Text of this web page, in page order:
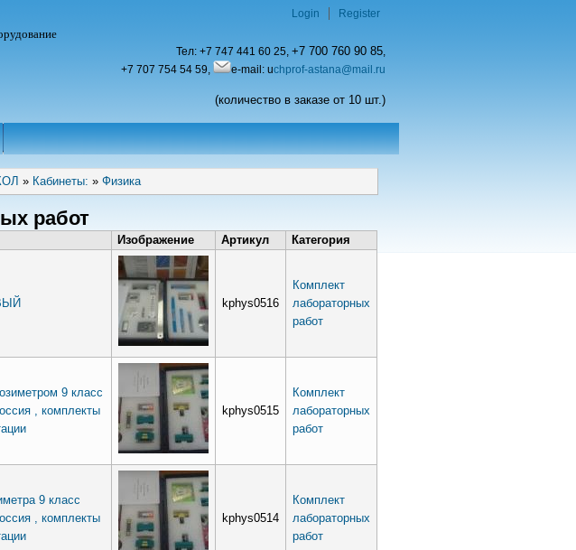
Тел: +7 747 441 60 25, +7 700 760 90 85,
+7 707 754 54 59,
e-mail: uchprof-astana@mail.ru
(количество в заказе от 10 шт.)
Login Register
» Кабинеты: » Физика
работ
Изображение Артикул Категория
kphys0516
Комплект
лабораторных
работ
9 класс
, комплекты
kphys0515
Комплект
лабораторных
работ
9 класс
, комплекты
kphys0514
Комплект
лабораторных
работ